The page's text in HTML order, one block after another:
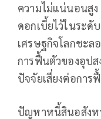
ความไม่แน่นอนสูง
ดอกเบี้ยไว้ในระดั
เศรษฐกิจโลกชะล
การฟื้นตัวของอุปส
ปัจจัยเสี่ยงต่อการ
ปัญหาหนี้สินอสังห